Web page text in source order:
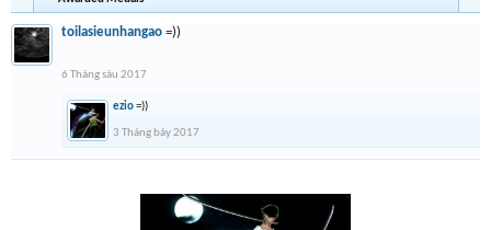
toilasieunhangao =))
6 Tháng sáu 2017
ezio=))
3 Tháng bảy 2017